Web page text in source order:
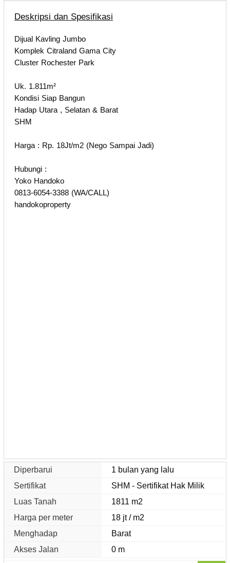
Deskripsi dan Spesifikasi
Dijual Kavling Jumbo
Komplek Citraland Gama City
Cluster Rochester Park
Uk. 1.811m²
Kondisi Siap Bangun
Hadap Utara , Selatan & Barat
SHM
Harga : Rp. 18Jt/m2 (Nego Sampai Jadi)
Hubungi :
Yoko Handoko
0813-6054-3388 (WA/CALL)
handokoproperty
Diperbarui
1 bulan yang lalu
Sertifikat
SHM - Sertifikat Hak Milik
Luas Tanah
1811 m2
Harga per meter
18 jt / m2
Menghadap
Barat
Akses Jalan
0 m